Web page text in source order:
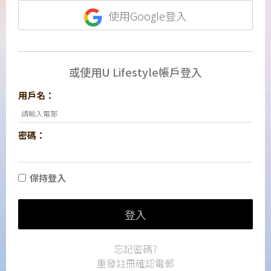
使用Google登入
或使用U Lifestyle帳戶登入
用戶名：
密碼：
保持登入
登入
忘記密碼?
重發註冊確認電郵